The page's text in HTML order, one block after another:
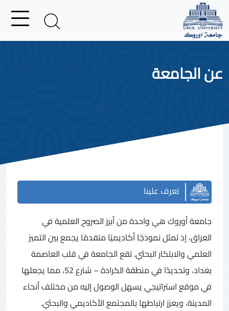
عن الجامعة
تعرف علينا
جامعة أوروك هي واحدة من أبرز الصروح العلمية في
العراق، إذ تمثل نموذجًا أكاديميًا متقدمًا يجمع بين التميز
العلمي والابتكار البحثي. تقع الجامعة في قلب العاصمة
بغداد، وتحديدًا في منطقة الكرادة – شارع 52، مما يجعلها
في موقع استراتيجي يسهل الوصول إليه من مختلف أنحاء
المدينة، ويعزز ارتباطها بالمجتمع الأكاديمي والبحثي.